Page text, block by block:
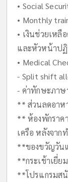
• Social
• Monthly
• เงินช่วยเห
และหัวหน้าปฏิ
• Medical
- Split shift
- ค่าทักษะภาษ
** ส่วนลดอาห
** ห้องพักราค
เครือ หลังจาก
**ของขวัญวัน
**กระเช้าเยี่ยม
**โปรแกรมส